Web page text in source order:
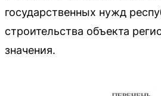
государственных нужд
строительства объекта
значения.